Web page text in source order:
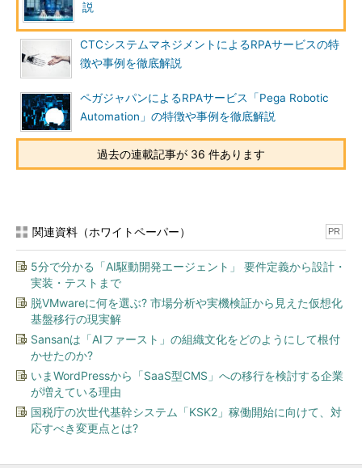
説
CTCシステムマネジメントによるRPAサービスの特
徴や事例を徹底解説
ペガジャパンによるRPAサービス「Pega Robotic
Automation」の特徴や事例を徹底解説
過去の連載記事が 36 件あります
関連資料（ホワイトペーパー） PR
5分で分かる「AI駆動開発エージェント」 要件定義から設計・
実装・テストまで
脱VMwareに何を選ぶ? 市場分析や実機検証から見えた仮想化
基盤移行の現実解
Sansanは「AIファースト」の組織文化をどのようにして根付
かせたのか?
いまWordPressから「SaaS型CMS」への移行を検討する企業
が増えている理由
国税庁の次世代基幹システム「KSK2」稼働開始に向けて、対
応すべき変更点とは?